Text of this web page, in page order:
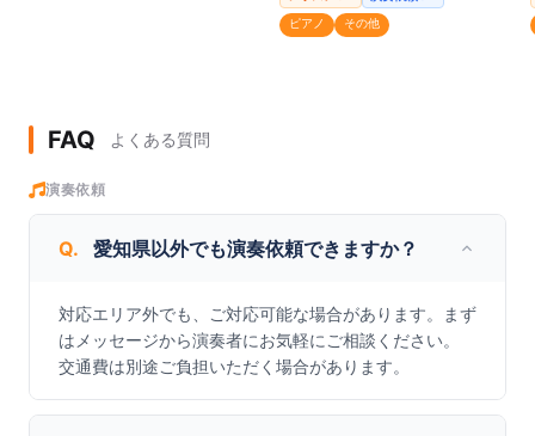
ピアノ
その他
FAQ よくある質問
演奏依頼
Q. 愛知県以外でも演奏依頼できますか？
対応エリア外でも、ご対応可能な場合があります。まず
はメッセージから演奏者にお気軽にご相談ください。
交通費は別途ご負担いただく場合があります。